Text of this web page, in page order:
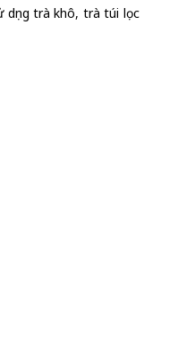
trà khô, trà túi lọc